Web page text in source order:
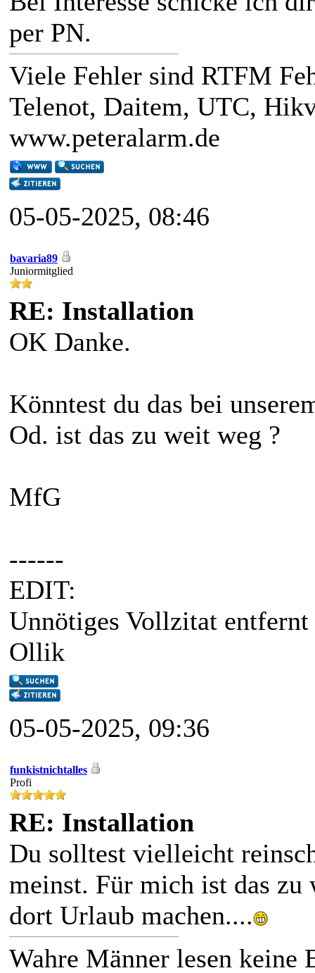
per PN.
Viele Fehler sind RTFM
Telenot, Daitem, UTC,
www.peteralarm.de
05-05-2025, 08:46
bavaria89
Juniormitglied
RE: Installation
OK Danke.
Könntest du das bei
Od. ist das zu weit weg ?
MfG
------
EDIT:
Unnötiges Vollzitat entfernt
Ollik
05-05-2025, 09:36
funkistnichtalles
Profi
RE: Installation
Du solltest vielleicht
meinst. Für mich ist das
dort Urlaub machen....
Wahre Männer lesen keine